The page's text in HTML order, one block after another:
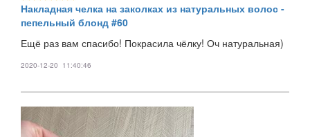
Накладная челка на заколках из натуральных волос -
пепельный блонд #60
Ещё раз вам спасибо! Покрасила чёлку! Оч натуральная)
2020-12-20 11:40:46